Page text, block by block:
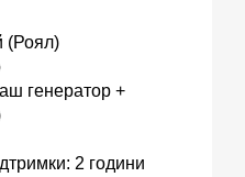
(Роял)
генератор +
2 години